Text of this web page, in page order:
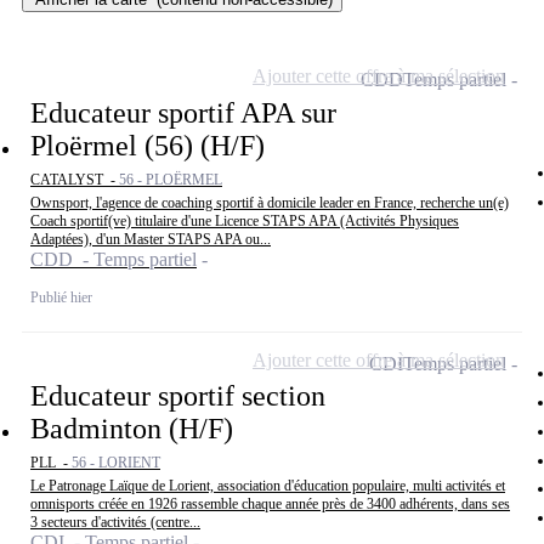
Educateur sportif APA sur
Ploërmel (56) (H/F)
CATALYST - 56 - PLOËRMEL
Ownsport, l'agence de coaching sportif à domicile leader en France, recherche un(e)
Coach sportif(ve) titulaire d'une Licence STAPS APA (Activités Physiques
Adaptées), d'un Master STAPS APA ou...
CDD - Temps partiel
Publié hier
CDDTemps partiel
Ajouter cette offre à ma sélection
Educateur sportif section
Badminton (H/F)
PLL - 56 - LORIENT
Le Patronage Laïque de Lorient, association d'éducation populaire, multi activités et
omnisports créée en 1926 rassemble chaque année près de 3400 adhérents, dans ses
3 secteurs d'activités (centre...
CDITemps partiel
Ajouter cette offre à ma sélection